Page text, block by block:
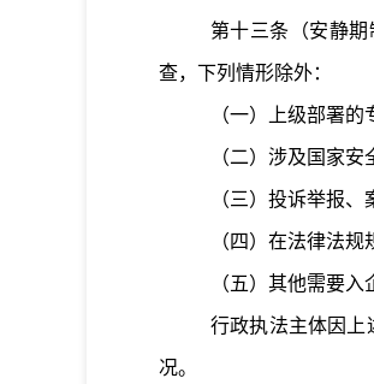
第十三条 （安静期
查，下列情形除外：
（一）上级部署的
（二）涉及国家
（三）投诉举报
（四）在法律法
（五）其他需要入
行政执法主体因上
况。